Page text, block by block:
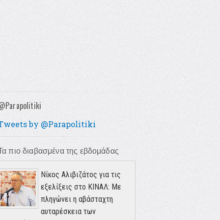
by @Parapolitiki
πιο διαβασμένα της εβδομάδας
Νίκος Αλιβιζάτος για τις
εξελίξεις στο ΚΙΝΑΛ: Με
πληγώνει η αβάσταχτη
αυταρέσκεια των